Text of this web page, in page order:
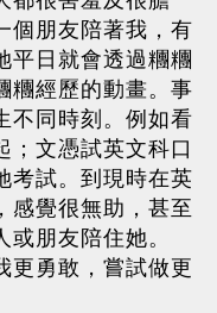
個朋友陪著我，有
平日就會透過糰糰
糰經歷的動畫。事
不同時刻。例如看
；文憑試英文科口
考試。到現時在英
感覺很無助，甚至
朋友陪住她。
更勇敢，嘗試做更